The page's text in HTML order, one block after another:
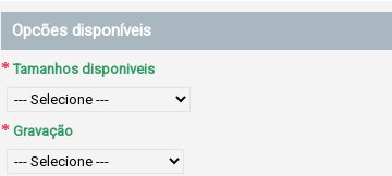
Opcões disponíveis
Tamanhos disponiveis
Gravação